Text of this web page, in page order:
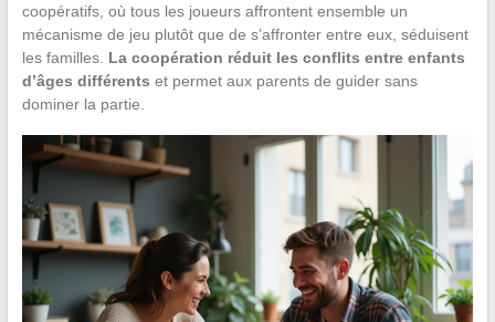
coopératifs, où tous les joueurs affrontent ensemble un
mécanisme de jeu plutôt que de s’affronter entre eux, séduisent
les familles. La coopération réduit les conflits entre enfants
d’âges différents et permet aux parents de guider sans
dominer la partie.